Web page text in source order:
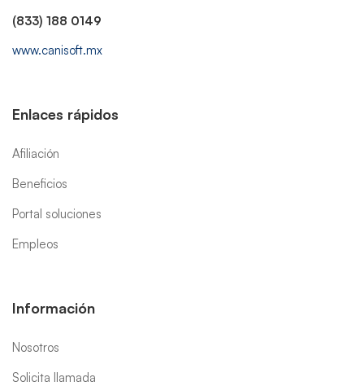
(833) 188 0149
www.canisoft.mx
Enlaces rápidos
Afiliación
Beneficios
Portal soluciones
Empleos
Información
Nosotros
Solicita llamada